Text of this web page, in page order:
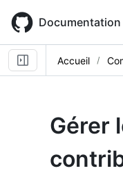
main
content
Accueil
Gérer